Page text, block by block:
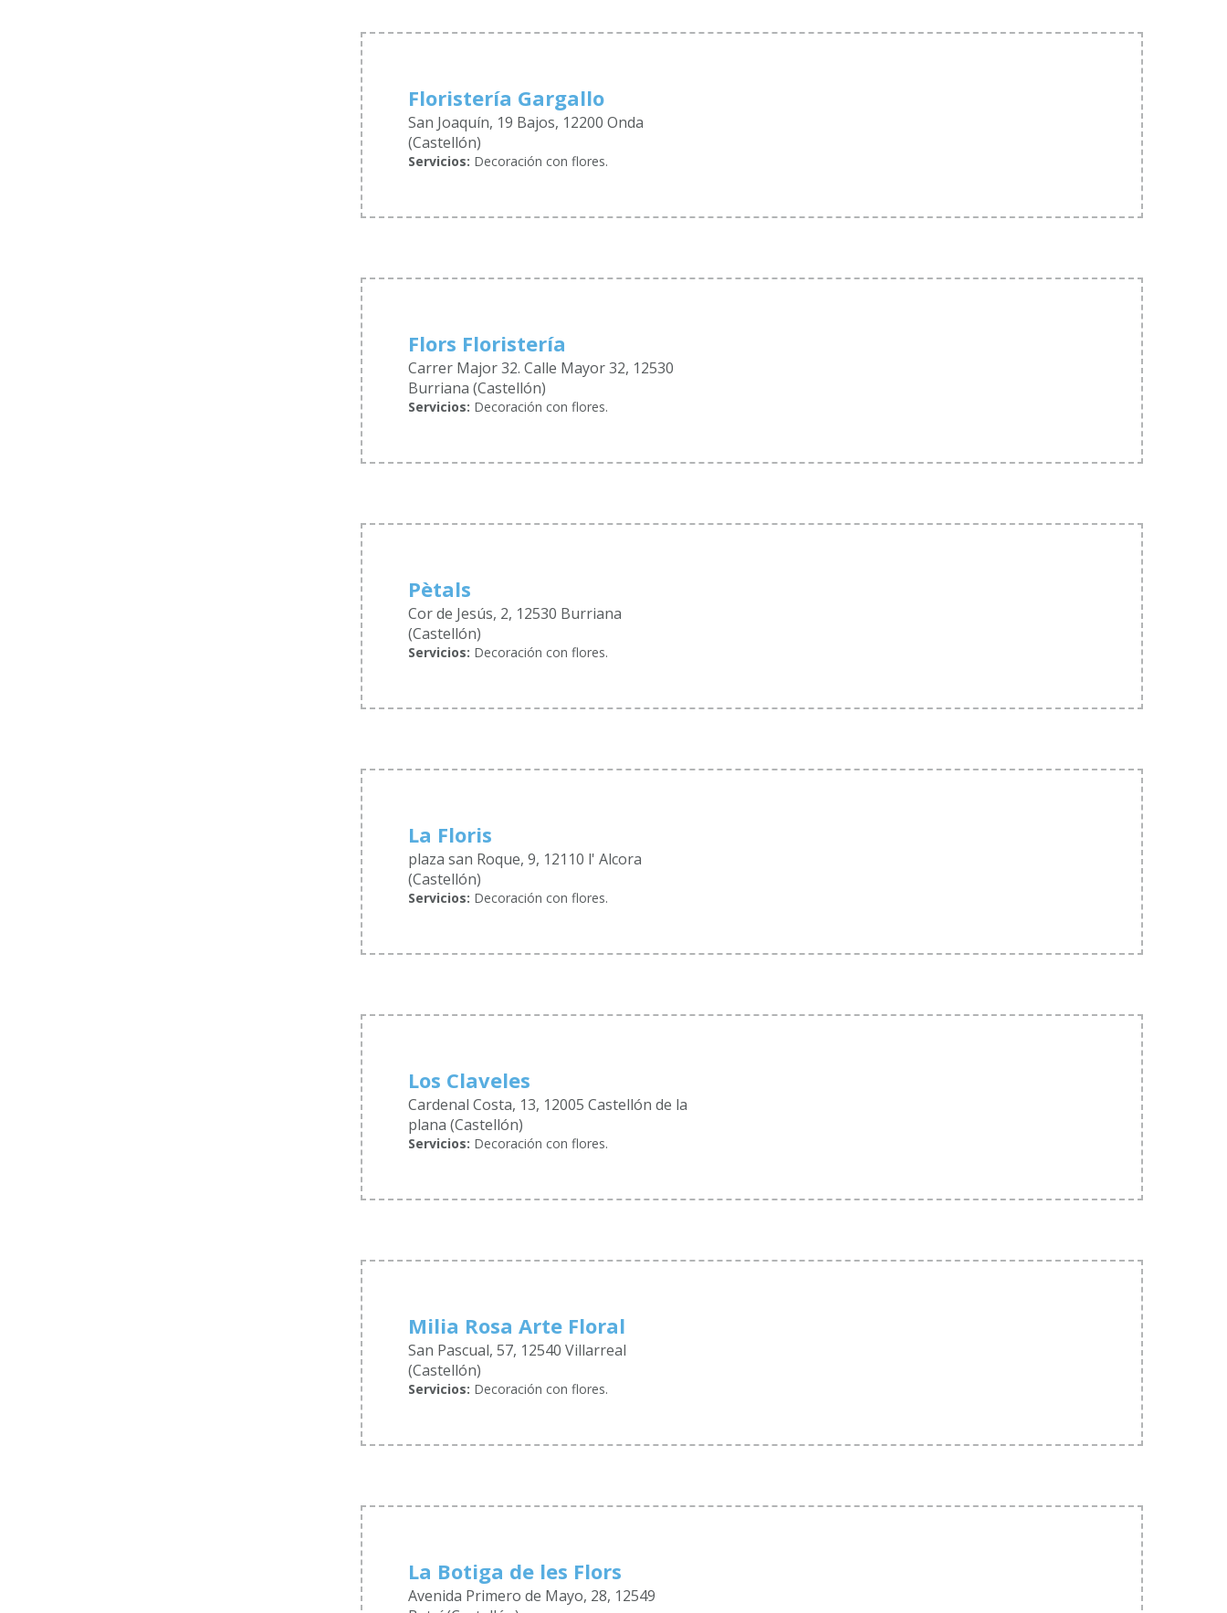
Floristería Gargallo
San Joaquín, 19 Bajos, 12200 Onda
(Castellón)
Servicios: Decoración con flores.
Flors Floristería
Carrer Major 32. Calle Mayor 32, 12530
Burriana (Castellón)
Servicios: Decoración con flores.
Pètals
Cor de Jesús, 2, 12530 Burriana
(Castellón)
Servicios: Decoración con flores.
La Floris
plaza san Roque, 9, 12110 l' Alcora
(Castellón)
Servicios: Decoración con flores.
Los Claveles
Cardenal Costa, 13, 12005 Castellón de la
plana (Castellón)
Servicios: Decoración con flores.
Milia Rosa Arte Floral
San Pascual, 57, 12540 Villarreal
(Castellón)
Servicios: Decoración con flores.
La Botiga de les Flors
Avenida Primero de Mayo, 28, 12549